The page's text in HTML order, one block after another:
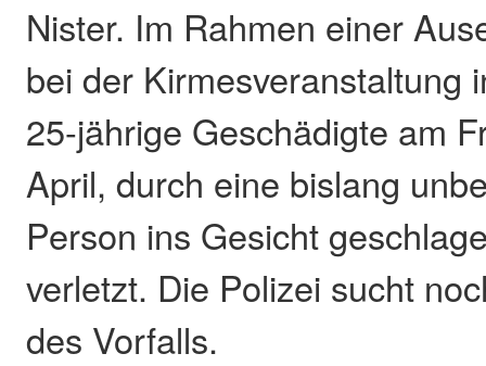
Nister. Im Rahmen einer
bei der Kirmesveranstaltung
25-jährige Geschädigte am
April, durch eine bislang
Person ins Gesicht
verletzt. Die Polizei sucht
des Vorfalls.